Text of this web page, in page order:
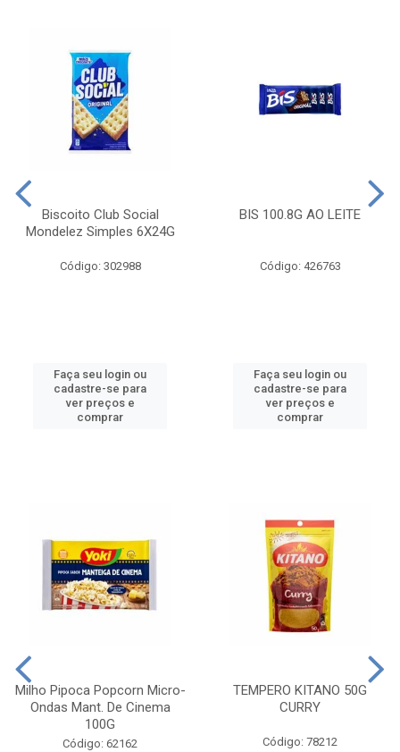
Biscoito Club Social
Mondelez Simples 6X24G
Código: 302988
Faça seu login ou
cadastre-se para
ver preços e
comprar
BIS 100.8G AO LEITE
Código: 426763
Faça seu login ou
cadastre-se para
ver preços e
comprar
Milho Pipoca Popcorn Micro-
Ondas Mant. De Cinema
100G
Código: 62162
TEMPERO KITANO 50G
CURRY
Código: 78212